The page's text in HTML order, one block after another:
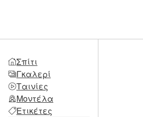
Σπίτι
Γκαλερί
Ταινίες
Μοντέλα
Ετικέτες